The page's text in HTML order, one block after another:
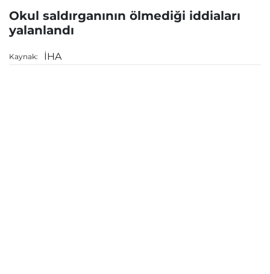
Okul saldırganının ölmediği iddiaları
yalanlandı
Kaynak: İHA